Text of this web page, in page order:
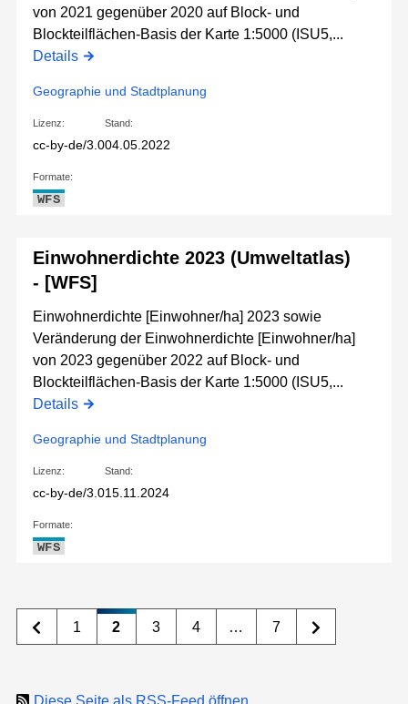
von 2021 gegenüber 2020 auf Block- und
Blockteilflächen-Basis der Karte 1:5000 (ISU5,...
Details
Geographie und Stadtplanung
Lizenz:
cc-by-de/3.0
Stand:
04.05.2022
Formate:
WFS
Einwohnerdichte 2023 (Umweltatlas)
- [WFS]
Einwohnerdichte [Einwohner/ha] 2023 sowie
Veränderung der Einwohnerdichte [Einwohner/ha]
von 2023 gegenüber 2022 auf Block- und
Blockteilflächen-Basis der Karte 1:5000 (ISU5,...
Details
Geographie und Stadtplanung
Lizenz:
cc-by-de/3.0
Stand:
15.11.2024
Formate:
WFS
1 2 3 4 … 7